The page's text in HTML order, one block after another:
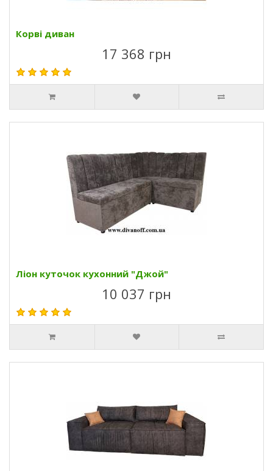
Корві диван
17 368 грн
Ліон куточок кухонний "Джой"
10 037 грн